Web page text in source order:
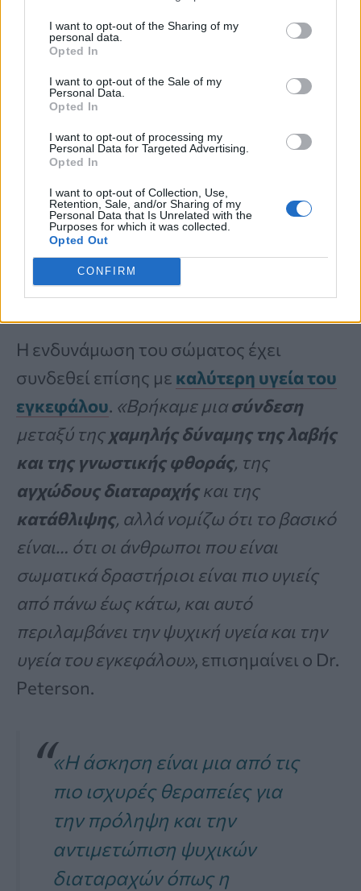
I want to opt-out of the Sharing of my
personal data.
Opted In
I want to opt-out of the Sale of my
Personal Data.
Opted In
I want to opt-out of processing my
Personal Data for Targeted Advertising.
Opted In
I want to opt-out of Collection, Use,
Retention, Sale, and/or Sharing of my
Personal Data that Is Unrelated with the
Purposes for which it was collected.
Opted Out
CONFIRM
Η άσκηση καταπολεμά την αδυναμία,
τη σειρά του, κάνει το σώμα πιο
αναρρώσει πιο γρήγορα από
Hashmi προσθέτει ότι χρειάζεστε
επίσης τασωστάθρεπτικά συστατικά
ιδιαίτεραπρωτεΐνη— για να
υποστηρίξετε την ανάπτυξη των μυών.
Η ενδυνάμωση του σώματος έχει
συνδεθεί επίσης με καλύτερη υγεία του
εγκεφάλου. «Βρήκαμε μιασύνδεση
μεταξύ της χαμηλής δύναμης της λαβής
και της γνωστικής φθοράς, της
αγχώδους διαταραχήςκαι της
κατάθλιψης, αλλά νομίζω ότι το βασικό
είναι… ότι οι άνθρωποι που είναι
σωματικά δραστήριοι είναι πιο υγιείς
από πάνω έως κάτω, και αυτό
περιλαμβάνει την ψυχική υγεία και την
υγεία του εγκεφάλου», επισημαίνει ο Dr.
Peterson.
«Η άσκηση είναι μια από τις
πιο ισχυρές θεραπείες για
την πρόληψη και την
αντιμετώπιση ψυχικών
διαταραχών όπως η